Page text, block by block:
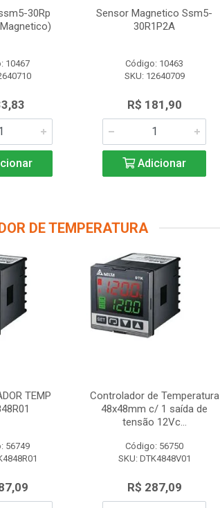
30Rp
10467
Sensor Magnetico Ssm5-
30R1P2A
Código: 10463
SKU: 12640709
R$ 181,90
Adicionar
DE TEMPERATURA
TEMP
56749
Controlador de Temperatura
48x48mm c/ 1 saída de
tensão 12Vc...
Código: 56750
SKU: DTK4848V01
R$ 287,09